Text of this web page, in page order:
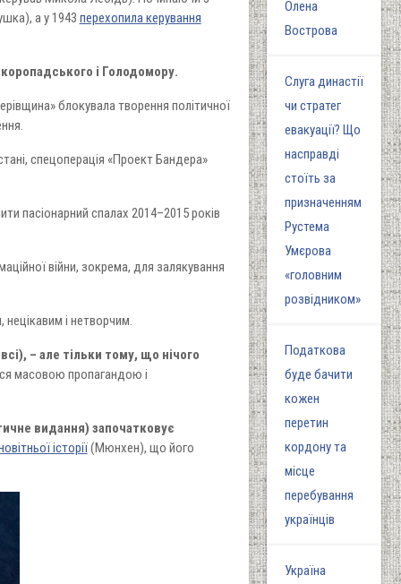
а у 1943 перехопила керування
і Голодомору.
блокувала творення політичної
спецоперація «Проект Бандера»
пасіонарний спалах 2014–2015 років
війни, зокрема, для залякування
і нетворчим.
– але тільки тому, що нічого
масовою пропагандою і
видання) започатковує
історії(Мюнхен), що його
Олена
Вострова
Слуга династії
чи стратег
евакуації? Що
насправді
стоїть за
призначенням
Рустема
Умєрова
«головним
розвідником»
Податкова
буде бачити
кожен
перетин
кордону та
місце
перебування
українців
Україна